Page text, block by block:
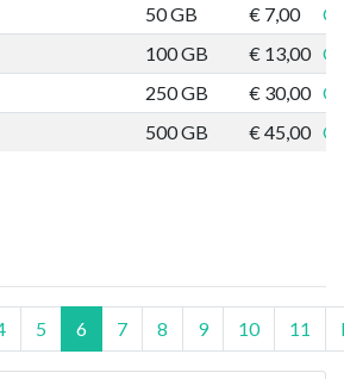
50 GB
€ 7,00
100 GB
€ 13,00
250 GB
€ 30,00
500 GB
€ 45,00
5 6 7 8 9 10 11